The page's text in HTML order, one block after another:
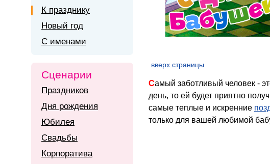
вверх страницы
Самый заботливый человек - это конечно же родная бабушка. Если ваша бабушка далеко от Вас в этот
день, то ей будет приятно
самые теплые и искренние
только для вашей любимой
К празднику
Новый год
С именами
Сценарии
Праздников
Дня рождения
Юбилея
Свадьбы
Корпоратива